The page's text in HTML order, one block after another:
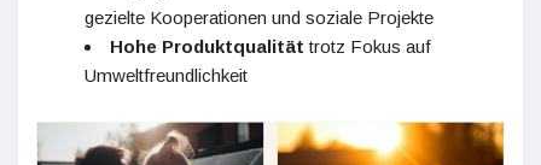
gezielte Kooperationen und soziale Projekte
Hohe Produktqualität trotz Fokus auf
Umweltfreundlichkeit